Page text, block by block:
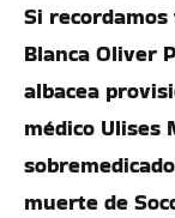
Si
Blanca Oliver
albacea
médico Ulises
muerte de